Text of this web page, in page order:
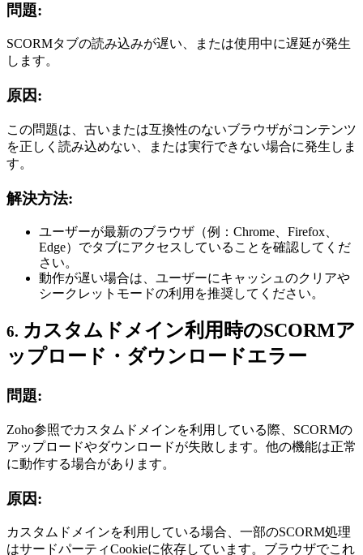
問題:
SCORMタブの読み込みが遅い、または使用中に遅延が発生
します。
原因:
この問題は、古いまたは互換性のないブラウザがコンテンツ
を正しく読み込めない、または実行できない場合に発生しま
す。
解決方法:
ユーザーが最新のブラウザ（例：Chrome、Firefox、
Edge）でタブにアクセスしていることを確認してくだ
さい。
動作が遅い場合は、ユーザーにキャッシュのクリアや
シークレットモードの利用を推奨してください。
6. カスタムドメイン利用時のSCORMア
ップロード・ダウンロードエラー
問題:
Zoho参照でカスタムドメインを利用している際、SCORMの
アップロードやダウンロードが失敗します。他の機能は正常
に動作する場合があります。
原因:
カスタムドメインを利用している場合、一部のSCORM処理
はサードパーティCookieに依存しています。ブラウザでこれ